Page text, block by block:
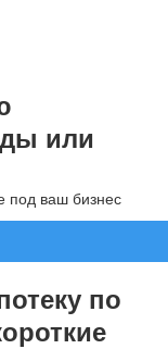
или
под ваш бизнес
по